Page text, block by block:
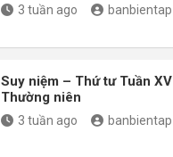
3 tuần ago banbientap
Suy niệm – Thứ tư Tuần XV
Thường niên
3 tuần ago banbientap